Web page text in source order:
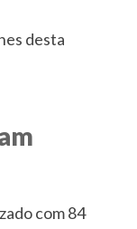
desta
com 84